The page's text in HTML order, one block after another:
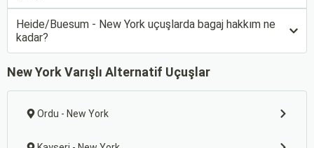
Heide/Buesum - New York uçuşlarda bagaj hakkım ne
kadar?
New York Varışlı Alternatif Uçuşlar
Ordu - New York